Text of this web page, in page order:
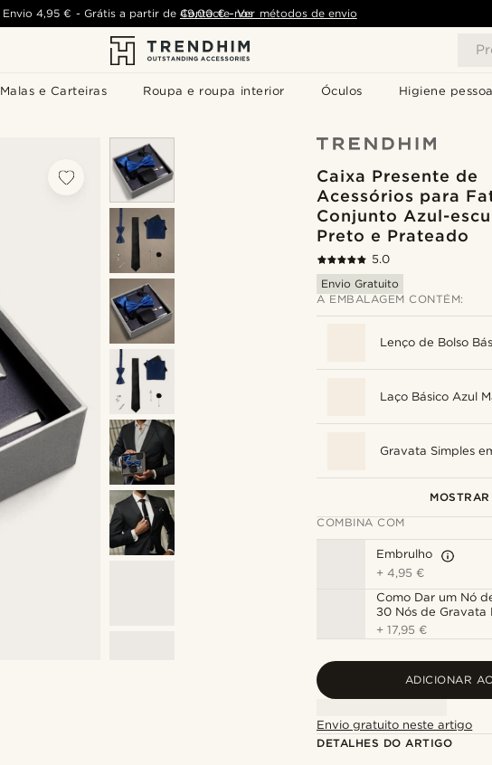
Malas e Carteiras Roupa e roupa interior Óculos Higiene
Envio 4,95 € - Grátis a partir de 49,00 € - Ver métodos de envio
Contacte-nos
Caixa Presente de
Acessórios para
Conjunto Azul-
Preto e Prateado
5.0
Envio Gratuito
A EMBALAGEM CONTÉM:
Lenço de Bolso
Laço Básico Azul
Gravata Simples
Alfinete de Lapela
Flor de Lapela
COMBINA COM
Embrulho
+4,95 €
Como Dar um Nó
30 Nós de Gravata
+17,95 €
ADICIONAR
Envio gratuito neste artigo
DETALHES DO ARTIGO